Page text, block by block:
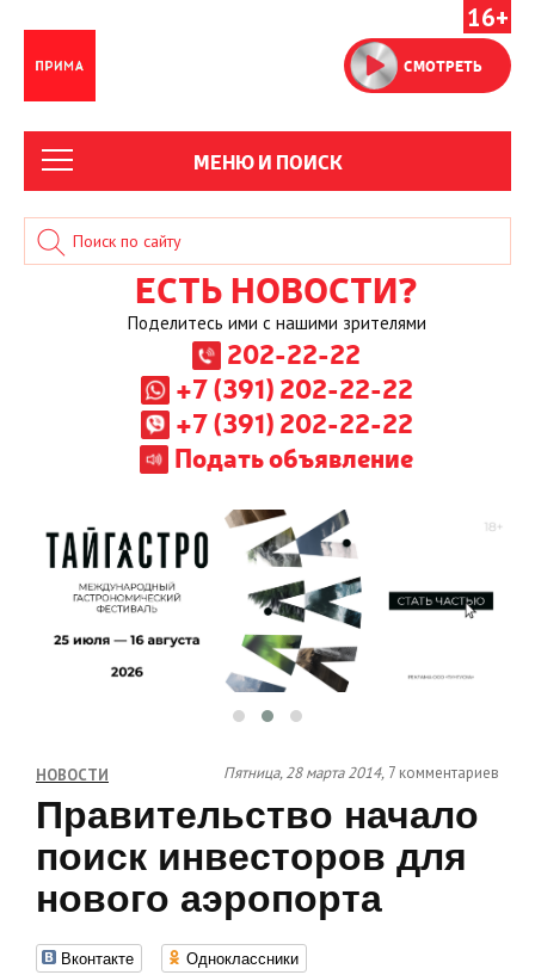
16+
СМОТРЕТЬ
МЕНЮ И ПОИСК
ЕСТЬ НОВОСТИ?
Поделитесь ими с нашими зрителями
202-22-22
+7 (391) 202-22-22
+7 (391) 202-22-22
Подать объявление
НОВОСТИ Пятница, 28 марта 2014, 7 комментариев
Правительство начало
поиск инвесторов для
нового аэропорта
Вконтакте Одноклассники